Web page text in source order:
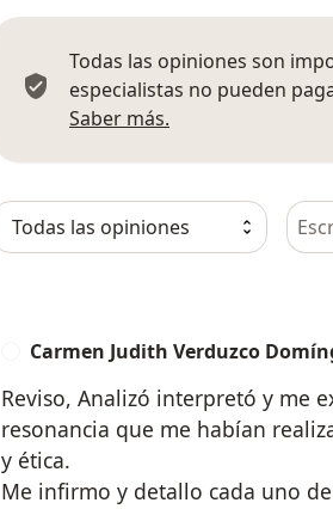
Todas las opiniones son
especialistas no pueden
Saber más.
Carmen Judith Verduzco
Reviso, Analizó interpretó y me
resonancia que me habían
y ética.
Me infirmo y detallo cada uno